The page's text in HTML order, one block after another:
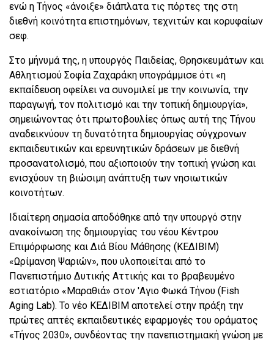
ενώ η Τήνος «άνοιξε» διάπλατα τις πόρτες της στη
διεθνή κοινότητα επιστημόνων, τεχνιτών και κορυφαίων
σεφ.
Στο μήνυμά της, η υπουργός Παιδείας, Θρησκευμάτων και
Αθλητισμού Σοφία Ζαχαράκη υπογράμμισε ότι «η
εκπαίδευση οφείλει να συνομιλεί με την κοινωνία, την
παραγωγή, τον πολιτισμό και την τοπική δημιουργία»,
σημειώνοντας ότι πρωτοβουλίες όπως αυτή της Τήνου
αναδεικνύουν τη δυνατότητα δημιουργίας σύγχρονων
εκπαιδευτικών και ερευνητικών δράσεων με διεθνή
προσανατολισμό, που αξιοποιούν την τοπική γνώση και
ενισχύουν τη βιώσιμη ανάπτυξη των νησιωτικών
κοινοτήτων.
Ιδιαίτερη σημασία αποδόθηκε από την υπουργό στην
ανακοίνωση της δημιουργίας του νέου Κέντρου
Επιμόρφωσης και Διά Βίου Μάθησης (ΚΕΔΙΒΙΜ)
«Ωρίμανση Ψαριών», που υλοποιείται από το
Πανεπιστήμιο Δυτικής Αττικής και το βραβευμένο
εστιατόριο «Μαραθιά» στον 'Αγιο Φωκά Τήνου (Fish
Aging Lab). Το νέο ΚΕΔΙΒΙΜ αποτελεί στην πράξη την
πρώτες απτές εκπαιδευτικές εφαρμογές του οράματος
«Τήνος 2030», συνδέοντας την πανεπιστημιακή γνώση με